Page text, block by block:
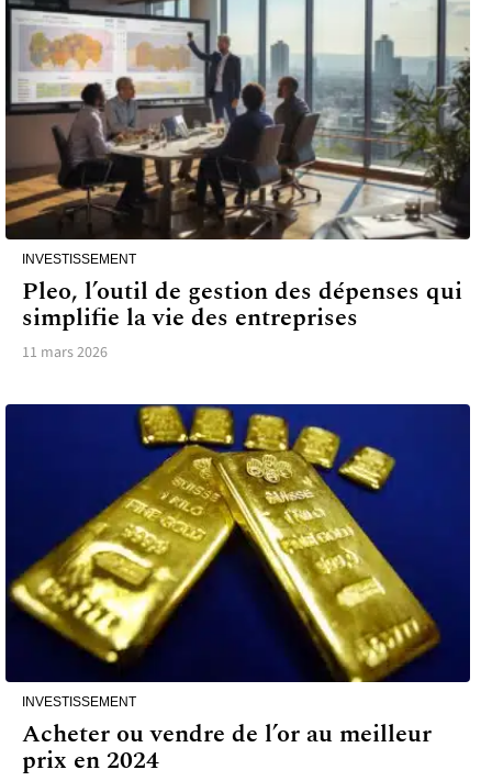
INVESTISSEMENT
Pleo, l’outil de gestion des dépenses qui
simplifie la vie des entreprises
11 mars 2026
INVESTISSEMENT
Acheter ou vendre de l’or au meilleur
prix en 2024